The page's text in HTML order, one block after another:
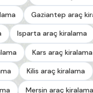
Gaziantep araç
Isparta araç kiralama
Kars araç kiralama
Kilis araç kiralama
Mersin araç kiralama